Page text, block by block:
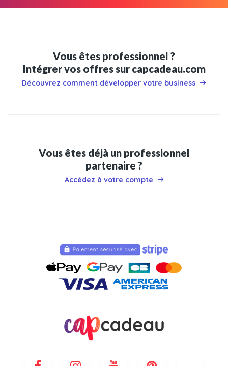
Vous êtes professionnel ?
Intégrer vos offres sur capcadeau.com
Découvrez comment développer votre business
Vous êtes déjà un professionnel
partenaire ?
Accédez à votre compte